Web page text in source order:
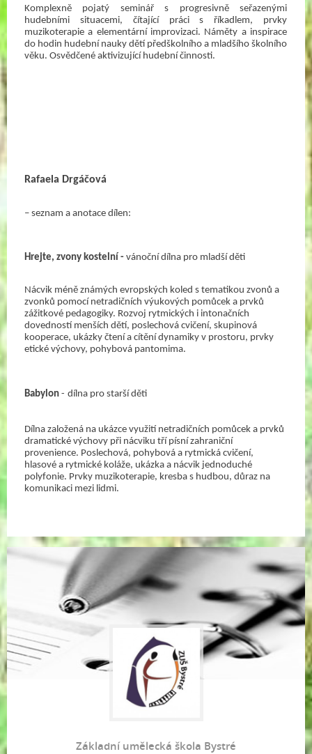
Komplexně pojatý seminář s progresivně seřazenými
hudebními situacemi, čítající práci s říkadlem, prvky
muzikoterapie a elementární improvizaci. Náměty a inspirace
do hodin hudební nauky dětí předškolního a mladšího školního
věku. Osvědčené aktivizující hudební činnosti.
Rafaela Drgáčová
– seznam a anotace dílen:
Hrejte, zvony kostelní - vánoční dílna pro mladší děti
Nácvik méně známých evropských koled s tematikou zvonů a
zvonků pomocí netradičních výukových pomůcek a prvků
zážitkové pedagogiky. Rozvoj rytmických i intonačních
dovedností menších dětí, poslechová cvičení, skupinová
kooperace, ukázky čtení a cítění dynamiky v prostoru, prvky
etické výchovy, pohybová pantomima.
Babylon - dílna pro starší děti
Dílna založená na ukázce využití netradičních pomůcek a prvků
dramatické výchovy při nácviku tří písní zahraniční
provenience. Poslechová, pohybová a rytmická cvičení,
hlasové a rytmické koláže, ukázka a nácvik jednoduché
polyfonie. Prvky muzikoterapie, kresba s hudbou, důraz na
komunikaci mezi lidmi.
Základní umělecká škola Bystré